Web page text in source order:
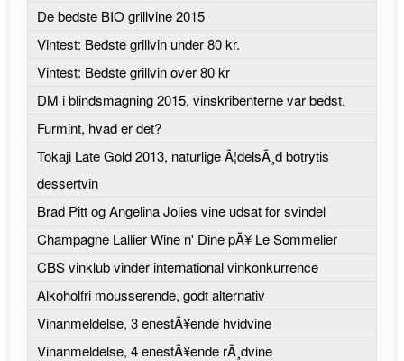
De bedste BIO grillvine 2015
Vintest: Bedste grillvin under 80 kr.
Vintest: Bedste grillvin over 80 kr
DM i blindsmagning 2015, vinskribenterne var bedst.
Furmint, hvad er det?
Tokaji Late Gold 2013, naturlige Ã¦delsÃ¸d botrytis
dessertvin
Brad Pitt og Angelina Jolies vine udsat for svindel
Champagne Lallier Wine n' Dine pÃ¥ Le Sommelier
CBS vinklub vinder international vinkonkurrence
Alkoholfri mousserende, godt alternativ
Vinanmeldelse, 3 enestÃ¥ende hvidvine
Vinanmeldelse, 4 enestÃ¥ende rÃ¸dvine